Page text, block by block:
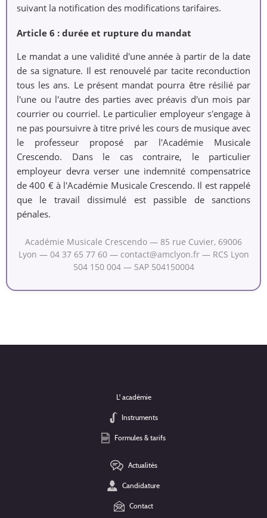
suivant la notification des modifications tarifaires.
Article 6 : durée et rupture du mandat
Le mandat a une validité d'une année à partir de la date
de sa signature. Il est renouvelé par tacite reconduction
tous les ans. Le présent mandat pourra être résilié par
l'une ou l'autre des parties avec préavis d'un mois par
courrier ou courriel. Le particulier employeur s'engage à
ne pas poursuivre à titre privé les cours de musique avec
le professeur proposé par l'Académie Musicale
Crescendo. Dans le cas contraire, le particulier
employeur devra verser une indemnité compensatrice
de 400 € à l'Académie Musicale Crescendo. Il est rappelé
que le travail dissimulé est passible de sanctions
pénales.
Académie Musicale Crescendo — 85 rue Cuvier, 69006
Lyon — 04 37 65 77 60 — contact@amclyon.fr — RCS Lyon
504 150 004 — SAP 504150004
L' académie
Instruments
Formules & tarifs
Actualités
Candidature
Contact